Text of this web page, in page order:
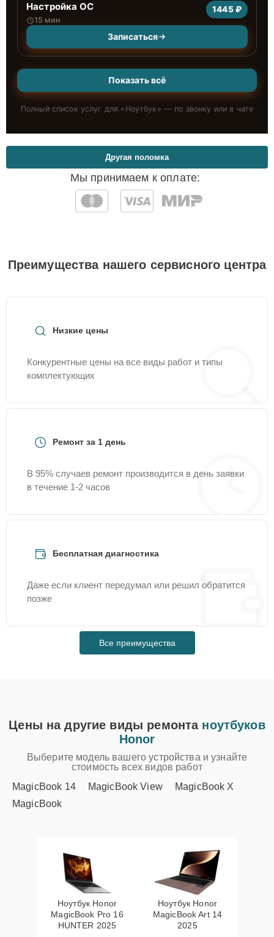
Настройка ОС
15 мин
1445 ₽
Записаться
Показать всё
Полный список услуг для « Ноутбук » — по звонку или в чате
Мы принимаем к оплате:
Другая поломка
Преимущества нашего сервисного центра
Низкие цены
Конкурентные цены на все виды работ и типы
комплектующих
Ремонт за 1 день
В 95% случаев ремонт производится в день заявки
в течение 1-2 часов
Бесплатная диагностика
Даже если клиент передумал или решил обратится
позже
Все преимущества
Цены на другие виды ремонта ноутбуков
Honor
Выберите модель вашего устройства и узнайте
стоимость всех видов работ
MagicBook 14
MagicBook View
MagicBook X
MagicBook
Ноутбук Honor
MagicBook Pro 16
HUNTER 2025
Ноутбук Honor
MagicBook Art 14
2025